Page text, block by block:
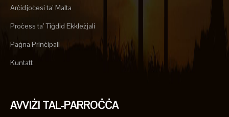
Arċidjoċesi ta’ Malta
Proċess ta’ Tiġdid Ekkleżjali
Paġna Prinċipali
Kuntatt
AVVIŻI TAL-PARROĊĊA